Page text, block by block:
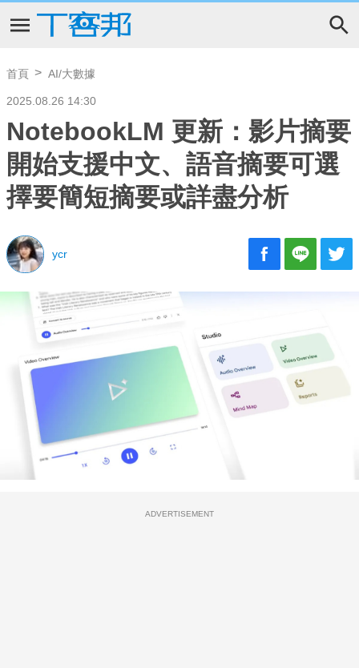
首頁 AI/大數據
2025.08.26 14:30
NotebookLM 更新：影片摘要
開始支援中文、語音摘要可選
擇要簡短摘要或詳盡分析
ycr
ADVERTISEMENT